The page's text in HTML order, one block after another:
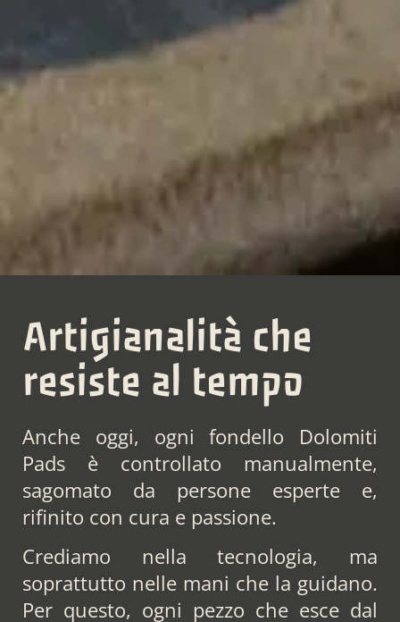
Artigianalità che
resiste al tempo
Anche oggi, ogni fondello Dolomiti
Pads è controllato manualmente,
sagomato da persone esperte e,
rifinito con cura e passione.
Crediamo nella tecnologia, ma
soprattutto nelle mani che la guidano.
Per questo, ogni pezzo che esce dal